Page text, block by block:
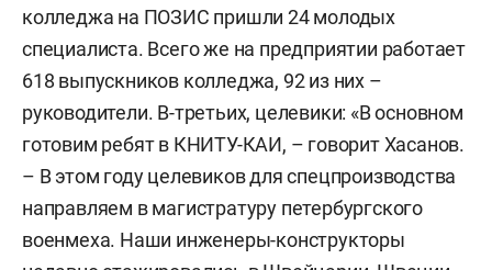
колледжа на ПОЗИС пришли 24 молодых
специалиста. Всего же на предприятии работает
618 выпускников колледжа, 92 из них –
руководители. В-третьих, целевики: «В основном
готовим ребят в КНИТУ-КАИ, – говорит Хасанов.
– В этом году целевиков для спецпроизводства
направляем в магистратуру петербургского
военмеха. Наши инженеры-конструкторы